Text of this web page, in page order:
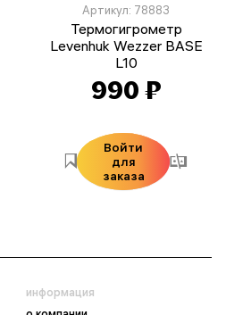
Артикул: 78883
Термогигрометр
Levenhuk Wezzer BASE
L10
990 ₽
Войти
для
заказа
информация